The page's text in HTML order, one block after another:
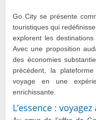
Go City se présente
touristiques qui
explorent les
Avec une proposition
des économies
précédent, la
voyage en une
enrichissante.
L’essence :